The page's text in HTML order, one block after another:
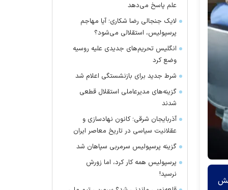
علم پاسخ می‌دهد
لایک جنجالی رضا شکاری؛ آیا مهاجم
پرسپولیس، استقلالی می‌شود؟
انگلیس تحریم‌های جدیدی علیه روسیه
وضع کرد
شرط جدید برای بازنشستگی اعلام شد
گزینه‌های مدیرعاملی استقلال قطعی
شدند
آذربایجان شرقی؛ کانون نهادسازی و
عقلانیت سیاسی در تاریخ معاصر ایران
گزینه پرسپولیس سرمربی سپاهان شد
پرسپولیس همه کار کرد، اما زورش
نرسید!